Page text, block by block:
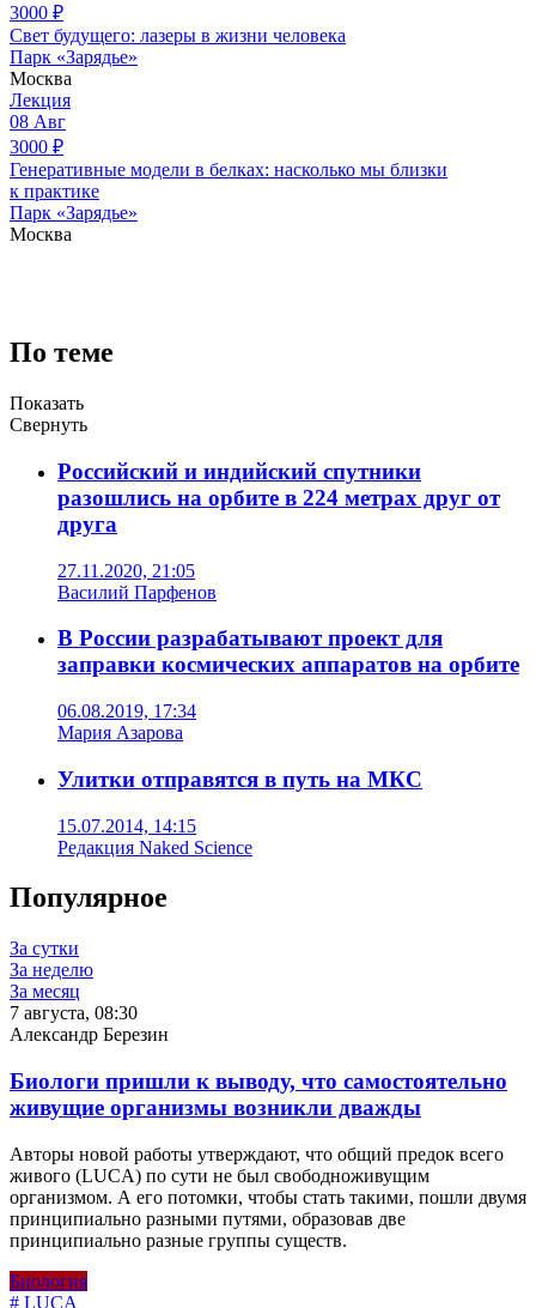
3000 ₽
Свет будущего: лазеры в жизни человека
Парк «Зарядье»
Москва
Лекция
08 Авг
3000 ₽
Генеративные модели в белках: насколько мы близки
к практике
Парк «Зарядье»
Москва
По теме
Показать
Свернуть
Российский и индийский спутники
разошлись на орбите в 224 метрах друг от
друга
27.11.2020, 21:05
Василий Парфенов
В России разрабатывают проект для
заправки космических аппаратов на орбите
06.08.2019, 17:34
Мария Азарова
Улитки отправятся в путь на МКС
15.07.2014, 14:15
Редакция Naked Science
Популярное
За сутки
За неделю
За месяц
7 августа, 08:30
Александр Березин
Биологи пришли к выводу, что самостоятельно
живущие организмы возникли дважды
Авторы новой работы утверждают, что общий предок всего
живого (LUCA) по сути не был свободноживущим
организмом. А его потомки, чтобы стать такими, пошли двумя
принципиально разными путями, образовав две
принципиально разные группы существ.
Биология
# LUCA